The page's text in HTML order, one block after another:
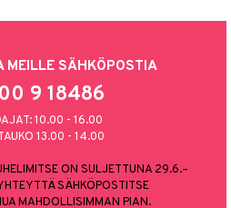
MEILLE SÄHKÖPOSTIA
9 18486
10.00 - 16.00
13.00 - 14.00
ON SULJETTUNA 29.6.–
SÄHKÖPOSTITSE
MAHDOLLISIMMAN PIAN.